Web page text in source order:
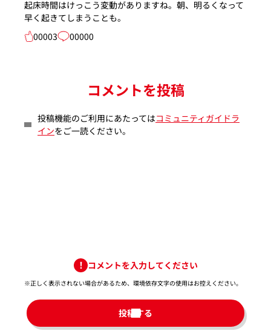
起床時間はけっこう変動がありますね。朝、明るくなって
早く起きてしまうことも。
00003
00000
コメントを投稿
投稿機能のご利用にあたってはコミュニティガイドラ
インをご一読ください。
コメントを入力してください
※正しく表示されない場合があるため、環境依存文字の使用はお控えください。​
投稿する